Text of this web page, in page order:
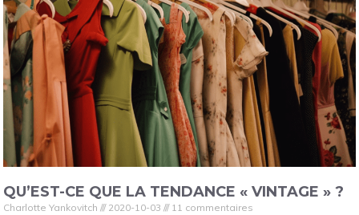
QU’EST-CE QUE LA TENDANCE « VINTAGE » ?
Charlotte Yankovitch 2020-10-03 11 commentaires